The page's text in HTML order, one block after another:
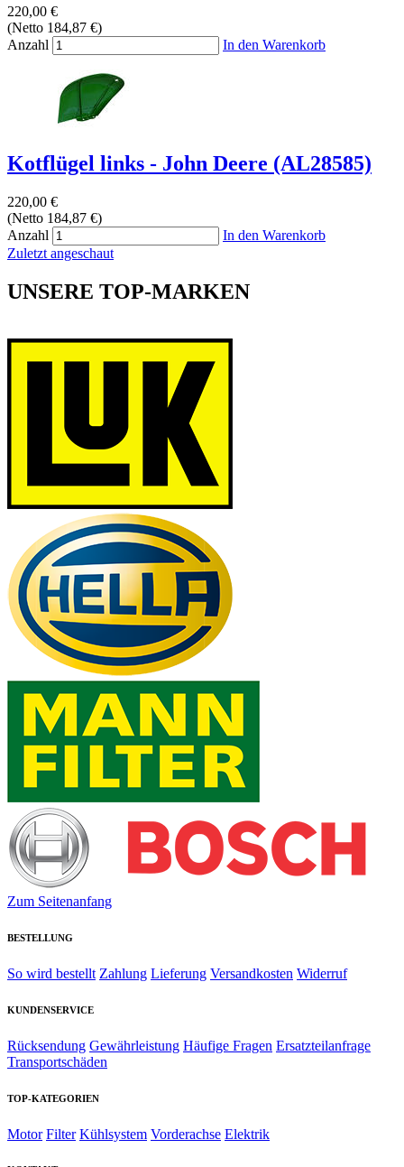
220,00 €
(Netto 184,87 €)
Anzahl
In den Warenkorb
Kotflügel links - John Deere (AL28585)
220,00 €
(Netto 184,87 €)
Anzahl
In den Warenkorb
Zuletzt angeschaut
UNSERE TOP-MARKEN
Zum Seitenanfang
BESTELLUNG
So wird bestellt Zahlung Lieferung Versandkosten Widerruf
KUNDENSERVICE
Rücksendung Gewährleistung Häufige Fragen Ersatzteilanfrage
Transportschäden
TOP-KATEGORIEN
Motor Filter Kühlsystem Vorderachse Elektrik